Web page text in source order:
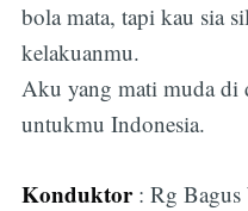
bola mata, tapi kau sia
kelakuanmu.
Aku yang mati muda
untukmu Indonesia.
Konduktor: Rg Bagus